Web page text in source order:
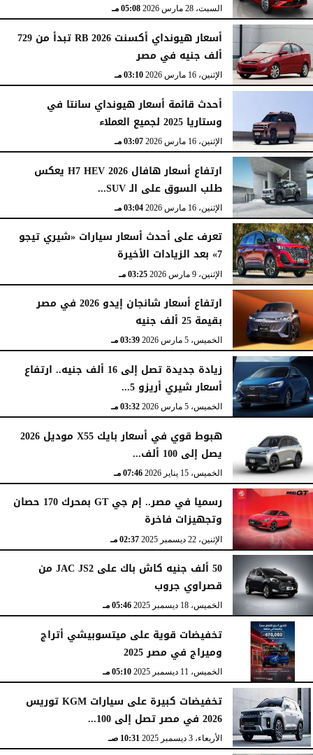
السبت، 28 مارس 2026 05:08 مـ
أسعار هيونداي أكسنت RB 2026 تبدأ من 729
ألف جنيه في مصر
الإثنين، 16 مارس 2026 03:10 مـ
أحدث قائمة أسعار هيونداي سانتا في
وستاريا 2025 لجميع العملاء
الإثنين، 16 مارس 2026 03:07 مـ
ارتفاع أسعار هافال H7 HEV 2026 يعكس
طلب السوق على الـ SUV...
الإثنين، 16 مارس 2026 03:04 مـ
تعرف على أحدث أسعار سيارات «شيري تيجو
7» بعد الزيادات الأخيرة
الإثنين، 9 مارس 2026 03:25 مـ
ارتفاع أسعار شانجان إيدو 2026 في مصر
بقيمة 25 ألف جنيه
الخميس، 5 مارس 2026 03:39 مـ
زيادة جديدة تصل إلى 16 ألف جنيه.. ارتفاع
أسعار شيري أريزو 5...
الخميس، 5 مارس 2026 03:32 مـ
هبوط قوي في أسعار بايك X55 موديل 2026
يصل إلى 100 ألف...
الخميس، 15 يناير 2026 07:46 مـ
رسميا في مصر.. إم جي GT بمحرك 170 حصان
وتجهيزات فاخرة
الإثنين، 22 ديسمبر 2025 02:37 مـ
50 ألف جنيه كاش باك على JAC JS2 من
قصراوي جروب
الخميس، 18 ديسمبر 2025 05:46 مـ
تخفيضات قوية على ميتسوبيشي أتراج
وميراج في مصر 2025
الخميس، 11 ديسمبر 2025 05:10 مـ
تخفيضات كبيرة على سيارات KGM توريس
2026 في مصر تصل إلى 100...
الأربعاء، 3 ديسمبر 2025 10:31 صـ